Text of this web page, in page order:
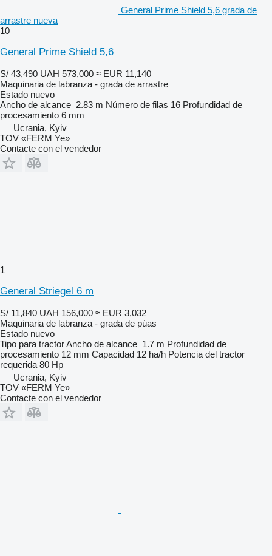
General Prime Shield 5,6 grada de
arrastre nueva
10
General Prime Shield 5,6
S/ 43,490 UAH 573,000 ≈ EUR 11,140
Maquinaria de labranza - grada de arrastre
Estado nuevo
Ancho de alcance 2.83 m Número de filas 16 Profundidad de
procesamiento 6 mm
Ucrania, Kyiv
TOV «FERM Ye»
Contacte con el vendedor
1
General Striegel 6 m
S/ 11,840 UAH 156,000 ≈ EUR 3,032
Maquinaria de labranza - grada de púas
Estado nuevo
Tipo para tractorAncho de alcance 1.7 m Profundidad de
procesamiento 12 mm Capacidad 12 ha/h Potencia del tractor
requerida 80 Hp
Ucrania, Kyiv
TOV «FERM Ye»
Contacte con el vendedor